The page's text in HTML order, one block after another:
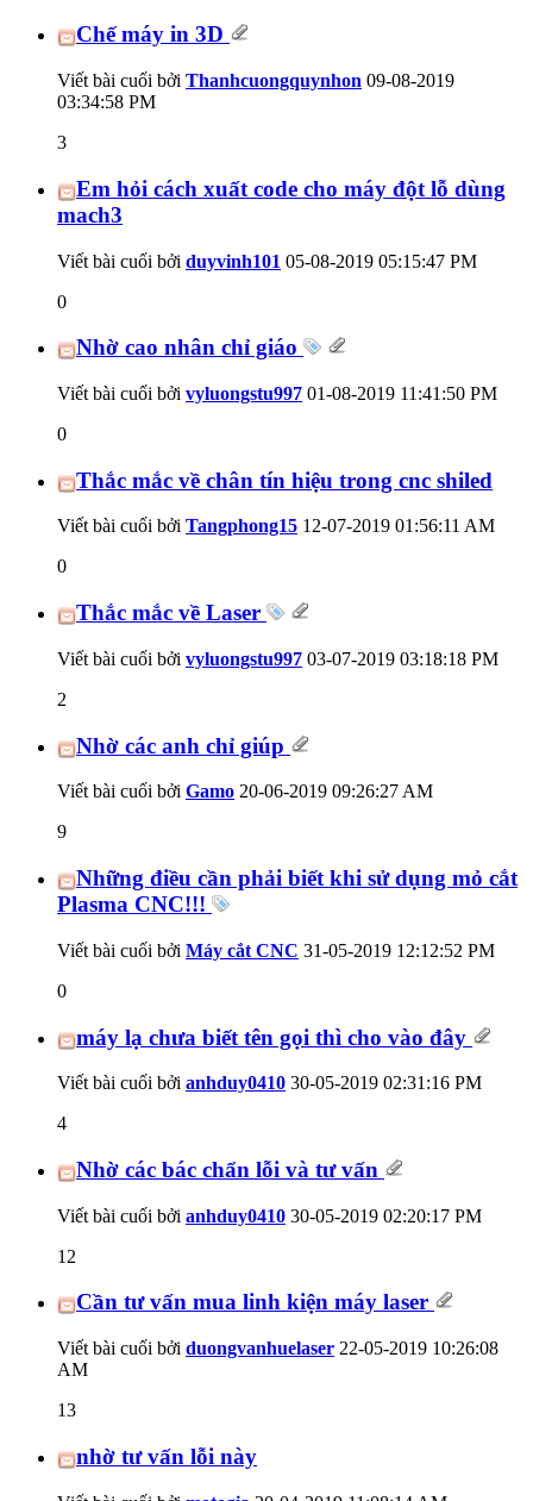
Chế máy in 3D
Viết bài cuối bởi Thanhcuongquynhon 09-08-2019
03:34:58 PM
3
Em hỏi cách xuất code cho máy đột lỗ dùng
mach3
Viết bài cuối bởi duyvinh101 05-08-2019 05:15:47 PM
0
Nhờ cao nhân chỉ giáo
Viết bài cuối bởi vyluongstu997 01-08-2019 11:41:50 PM
0
Thắc mắc về chân tín hiệu trong cnc shiled
Viết bài cuối bởi Tangphong15 12-07-2019 01:56:11 AM
0
Thắc mắc về Laser
Viết bài cuối bởi vyluongstu997 03-07-2019 03:18:18 PM
2
Nhờ các anh chỉ giúp
Viết bài cuối bởi Gamo 20-06-2019 09:26:27 AM
9
Những điều cần phải biết khi sử dụng mỏ cắt
Plasma CNC!!!
Viết bài cuối bởi Máy cắt CNC 31-05-2019 12:12:52 PM
0
máy lạ chưa biết tên gọi thì cho vào đây
Viết bài cuối bởi anhduy0410 30-05-2019 02:31:16 PM
4
Nhờ các bác chẩn lỗi và tư vấn
Viết bài cuối bởi anhduy0410 30-05-2019 02:20:17 PM
12
Cần tư vấn mua linh kiện máy laser
Viết bài cuối bởi duongvanhuelaser 22-05-2019 10:26:08
AM
13
nhờ tư vấn lỗi này